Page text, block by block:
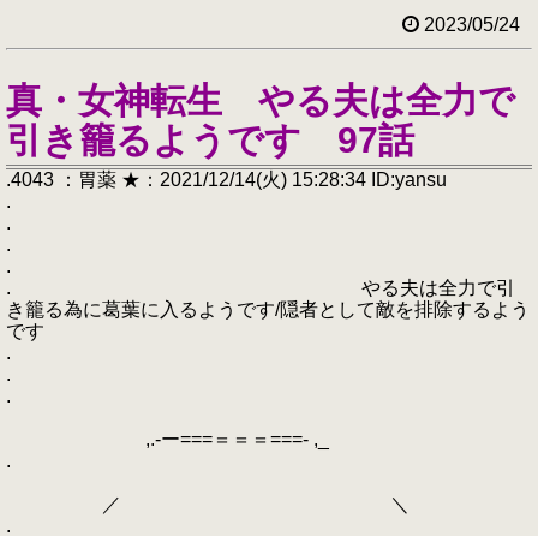
2023/05/24
真・女神転生 やる夫は全力で
引き籠るようです 97話
.4043 ：胃薬 ★：2021/12/14(火) 15:28:34 ID:yansu
.
.
.
.
. やる夫は全力で引
き籠る為に葛葉に入るようです/隠者として敵を排除するよう
です
.
.
.
,.-ー===＝＝＝===- ,_
.
／ ＼
.